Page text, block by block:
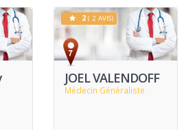
Voir
JOEL VALENDOFF
Médecin Généraliste
Voir
Fiche
2( 2 AVIS)
Fiche